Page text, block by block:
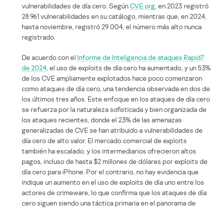
vulnerabilidades de día cero. SegúnCVE.org , en 2023 registró
28 961 vulnerabilidades en su catálogo, mientras que, en 2024,
hasta noviembre, registró 29 004, el número más alto nunca
registrado.
De acuerdo con el Informe de Inteligencia de ataques Rapid7
de 2024 , el uso de exploits de día cero ha aumentado, y un 53%
de los CVE ampliamente explotados hace poco comenzaron
como ataques de día cero, una tendencia observada en dos de
los últimos tres años. Este enfoque en los ataques de día cero
se refuerza por la naturaleza sofisticada y bien organizada de
los ataques recientes, donde el 23% de las amenazas
generalizadas de CVE se han atribuido a vulnerabilidades de
día cero de alto valor. El mercado comercial de exploits
también ha escalado, y los intermediarios ofrecieron altos
pagos, incluso de hasta $2 millones de dólares por exploits de
día cero para iPhone. Por el contrario, no hay evidencia que
indique un aumento en el uso de exploits de día uno entre los
actores de crimeware, lo que confirma que los ataques de día
cero siguen siendo una táctica primaria en el panorama de